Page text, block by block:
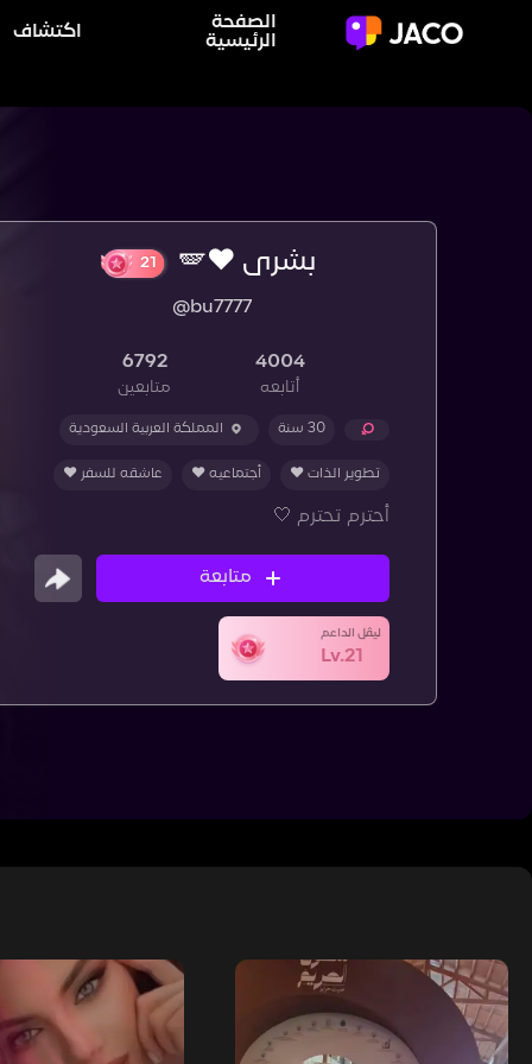
الصفحة
الرئيسية
اكتشاف
بشرى ❤️🪽
@bu7777
4004
أتابعه
6792
متابعين
30 سنة المملكة العربية السعودية
تطوير الذات ❤️ أجتماعيه ❤️ عاشقه للسفر ❤️
أحترم تحترم 🤍
متابعة
ليڤل الداعم
Lv.21